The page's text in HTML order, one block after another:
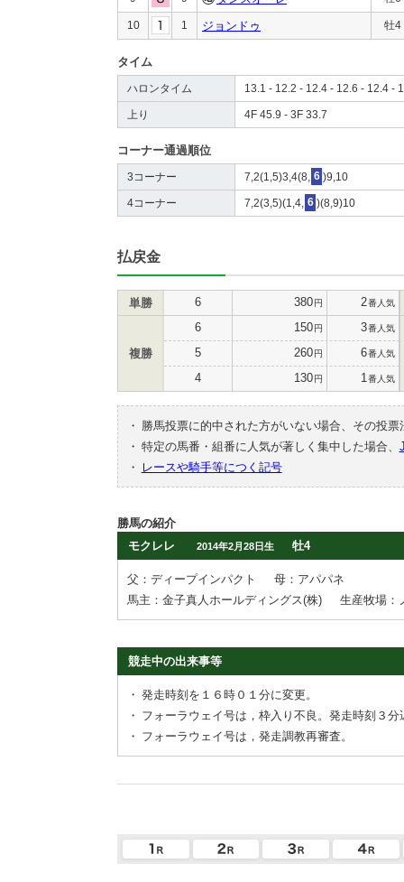
10 1 ジョンドゥ 牡4
タイム
ハロンタイム 13.1 - 12.2 - 12.4 - 12.6 - 12.4 -
上り 4F 45.9 - 3F 33.7
コーナー通過順位
3コーナー 7,2(1,5)3,4(8, 6 )9,10
4コーナー 7,2(3,5)(1,4, 6 )(8,9)10
払戻金
単勝 6 380円 2番人気
複勝
6 150円 3番人気
5 260円 6番人気
4 130円 1 番人気
・
勝馬投票に的中された方がいない場合、その投
・ 特定の馬番・組番に人気が著しく集中した場合、
・
レースや騎手等につく記号
勝馬の紹介
モクレレ
2014年2月28日生 牡4
父：ディープインパクト
母：アパパネ
馬主：金子真人ホールディングス(株)
生産牧場：
競走中の出来事等
・ 発走時刻を１６時０１分に変更。
・ フォーラウェイ号は，枠入り不良。発走時刻３分
・ フォーラウェイ号は，発走調教再審査。